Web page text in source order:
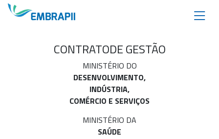
CONTRATODE GESTÃO
MINISTÉRIO DO
DESENVOLVIMENTO,
INDÚSTRIA,
COMÉRCIO E SERVIÇOS
MINISTÉRIO DA
SAÚDE